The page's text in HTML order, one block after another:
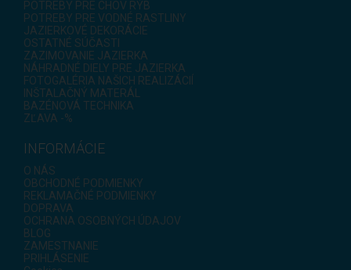
POTREBY PRE CHOV RÝB
POTREBY PRE VODNÉ RASTLINY
JAZIERKOVÉ DEKORÁCIE
OSTATNÉ SÚČASTI
ZAZIMOVANIE JAZIERKA
NÁHRADNÉ DIELY PRE JAZIERKA
FOTOGALÉRIA NAŠICH REALIZÁCIÍ
INŠTALAČNÝ MATERÁL
BAZÉNOVÁ TECHNIKA
ZĽAVA -%
INFORMÁCIE
O NÁS
OBCHODNÉ PODMIENKY
REKLAMAČNÉ PODMIENKY
DOPRAVA
OCHRANA OSOBNÝCH ÚDAJOV
BLOG
ZAMESTNANIE
PRIHLÁSENIE